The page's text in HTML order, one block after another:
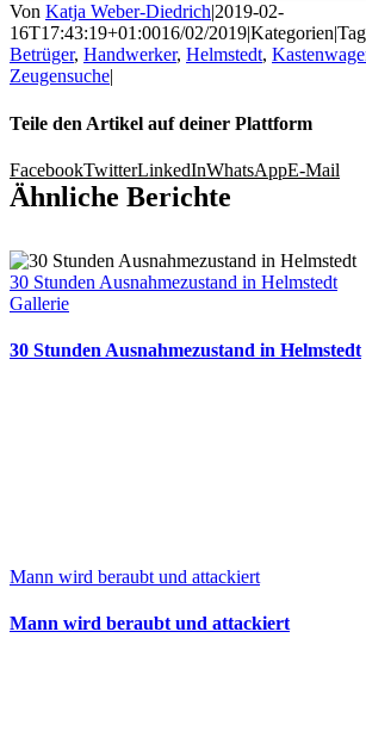
Von Katja Weber-Diedrich|2019-02-
16T17:43:19+01:0016/02/2019|Kategorien|
Betrüger, Handwerker, Helmstedt,
Zeugensuche|
Teile den Artikel auf deiner Plattform
FacebookTwitterLinkedInWhatsAppE-Mail
Ähnliche Berichte
30 Stunden Ausnahmezustand in Helmstedt
Gallerie
30 Stunden Ausnahmezustand in Helmstedt
Mann wird beraubt und attackiert
Mann wird beraubt und attackiert